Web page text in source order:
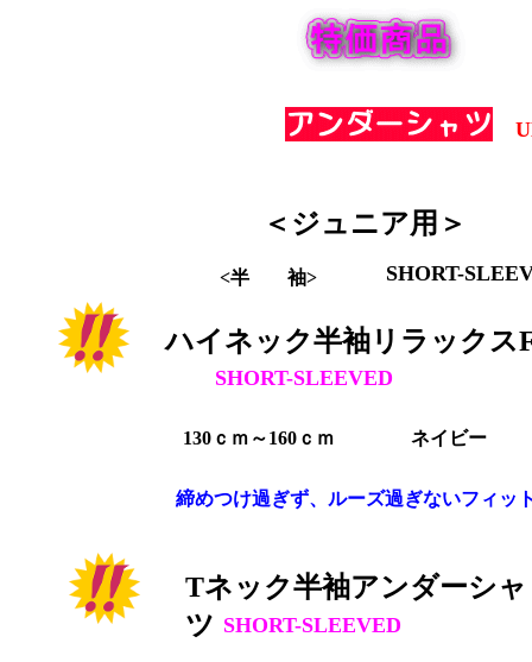
Tネック半袖アンダーシャ
ツ
＜ジュニア用＞
ハイネック半袖リラックス
SHORT-SLEEVED
締めつけ過ぎず、ルーズ過ぎないフィッ
SHORT-SLEEVED
SHORT-
<半 袖>
130ｃｍ～160ｃｍ ネイビー